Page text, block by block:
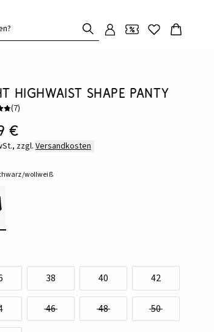
Highwaist Shape Panty
(7)
€
zzgl. Versandkosten
wollweiß
38 40 42
46 48 50